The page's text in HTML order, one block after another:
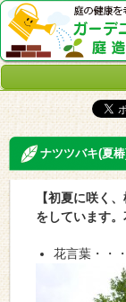
ナツツバキ(夏
【初夏に咲く
をしています
花言葉・・